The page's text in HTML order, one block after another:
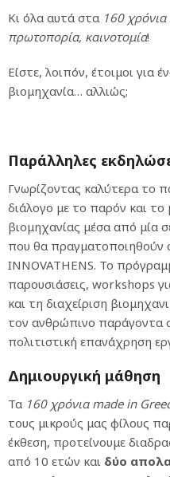
Κι όλα αυτά στα 160 χρόνια
πρωτοπορία, καινοτομία!
Είστε, λοιπόν, έτοιμοι για
βιομηχανία… αλλιώς;
Παράλληλες
Γνωρίζοντας καλύτερα το
διάλογο με το παρόν και το
βιομηχανίας μέσα από μία
που θα πραγματοποιηθούν
INNOVATHENS. Το
παρουσιάσεις, workshops
και τη διαχείριση
τον ανθρώπινο παράγοντα
πολιτιστική επανάχρηση
Δημιουργική μάθηση
Τα 160 χρόνια made in
τους μικρούς μας φίλους
έκθεση, προτείνουμε
από 10 ετών και δύο